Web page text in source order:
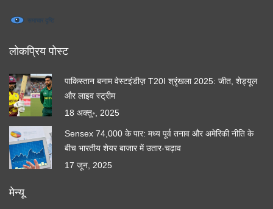
लोकप्रिय पोस्ट
पाकिस्तान बनाम वेस्टइंडीज़ T20I श्रृंखला 2025: जीत, शेड्यूल
और लाइव स्ट्रीम
18 अक्तू॰, 2025
Sensex 74,000 के पार: मध्य पूर्व तनाव और अमेरिकी नीति के
बीच भारतीय शेयर बाजार में उतार-चढ़ाव
17 जून, 2025
मेन्यू